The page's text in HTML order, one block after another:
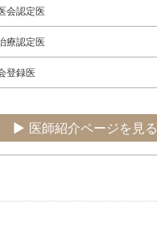
会認定医
療認定医
登録医
▶︎ 医師紹介ページを見る